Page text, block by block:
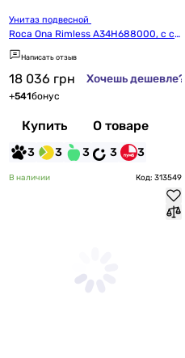
Roca Ona Rimless A34H688000, с си
деньем slow-closing
Написать отзыв
18 036 грн Хочешь дешевле?
+541бонус
Купить О товаре
3 3 3 3 3
В наличии Код: 313549